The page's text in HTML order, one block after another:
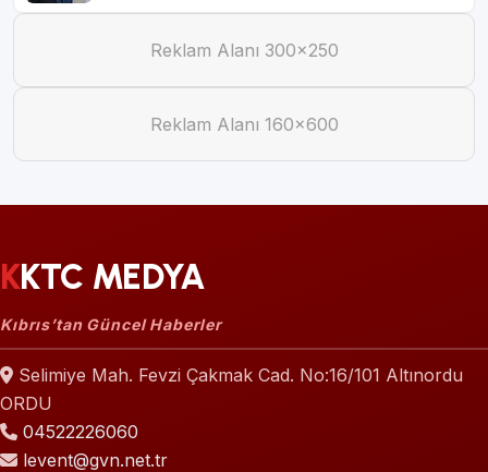
Reklam Alanı 300×250
Reklam Alanı 160×600
KKTC MEDYA
Kıbrıs’tan Güncel Haberler
Selimiye Mah. Fevzi Çakmak Cad. No:16/101 Altınordu
ORDU
04522226060
levent@gvn.net.tr